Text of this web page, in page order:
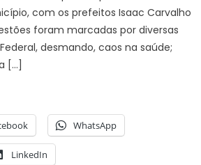
com os prefeitos Isaac Carvalho
foram marcadas por diversas
desmando, caos na saúde;
[…]
WhatsApp
LinkedIn